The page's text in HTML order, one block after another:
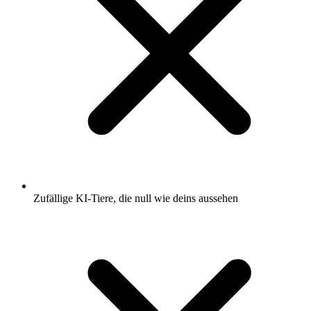
Zufällige KI-Tiere, die null wie deins aussehen